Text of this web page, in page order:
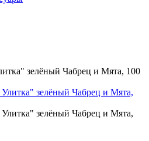
зелёный Чабрец и Мята, 100